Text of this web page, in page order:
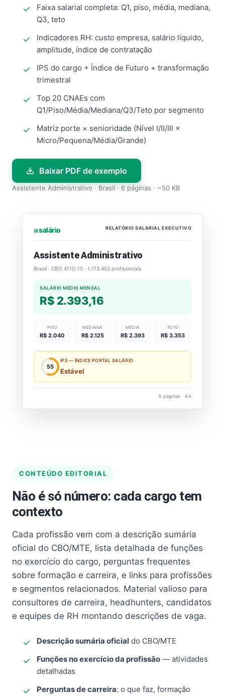
Faixa salarial completa: Q1, piso, média, mediana,
Q3, teto
Indicadores RH: custo empresa, salário líquido,
amplitude, índice de contratação
IPS do cargo + Índice de Futuro + transformação
trimestral
Top 20 CNAEs com
Q1/Piso/Média/Mediana/Q3/Teto por segmento
Matriz porte × senioridade (Nível I/II/III ×
Micro/Pequena/Média/Grande)
Baixar PDF de exemplo
Assistente Administrativo · Brasil · 6 páginas · ~50 KB
⏐⏐⏐ salário RELATÓRIO SALARIAL EXECUTIVO
Assistente Administrativo
Brasil · CBO 4110-10 · 1.173.453 profissionais
SALÁRIO MÉDIO MENSAL
R$ 2.393,16
PISO
R$ 2.040
MEDIANA
R$ 2.125
MÉDIA
R$ 2.393
TETO
R$ 3.353
55
IPS — ÍNDICE PORTAL SALÁRIO
Estável
6 páginas · A4
CONTEÚDO EDITORIAL
Não é só número: cada cargo tem
contexto
Cada profissão vem com a descrição sumária
oficial do CBO/MTE, lista detalhada de funções
no exercício do cargo, perguntas frequentes
sobre formação e carreira, e links para profissões
e segmentos relacionados. Material valioso para
consultores de carreira, headhunters, candidatos
e equipes de RH montando descrições de vaga.
Descrição sumária oficial do CBO/MTE
Funções no exercício da profissão — atividades
detalhadas
Perguntas de carreira: o que faz, formação